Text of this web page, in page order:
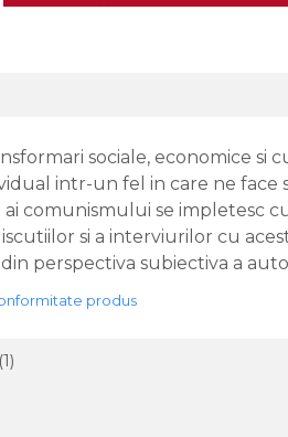
sociale, economice si
intr-un fel in care ne face
comunismului se impletesc
si a interviurilor cu
perspectiva subiectiva a
produs